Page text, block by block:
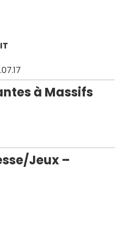
à Massifs
Jeux –